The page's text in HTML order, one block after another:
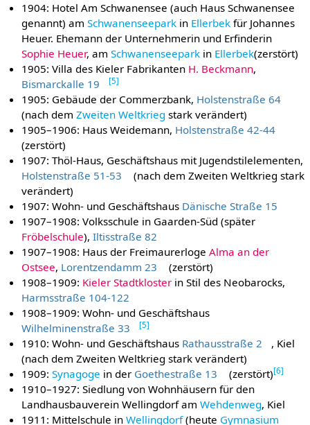
1904: Hotel Am Schwanensee (auch Haus Schwanensee
genannt) amSchwanenseepark in Ellerbek für Johannes
Heuer. Ehemann der Unternehmerin und Erfinderin
Sophie Heuer, amSchwanenseepark in Ellerbek(zerstört)
1905: Villa des Kieler Fabrikanten H. Beckmann,
Bismarckalle 19
[5]
1905: Gebäude der Commerzbank, Holstenstraße 64
(nach demZweiten Weltkrieg stark verändert)
1905–1906: Haus Weidemann, Holstenstraße 42-44
(zerstört)
1907: Thöl-Haus, Geschäftshaus mit Jugendstilelementen,
Holstenstraße 51-53
(nach dem Zweiten Weltkrieg stark
verändert)
1907: Wohn- und Geschäftshaus Dänische Straße 15
1907–1908: Volksschule in Gaarden-Süd (später
Fröbelschule),Iltisstraße 82
1907–1908: Haus der FreimaurerlogeAlma an der
Ostsee, Lorentzendamm 23
(zerstört)
1908–1909: Kieler Stadtkloster in Stil des Neobarocks,
Harmsstraße 104-122
1908–1909: Wohn- und Geschäftshaus
Wilhelminenstraße 33
[5]
1910: Wohn- und Geschäftshaus Rathausstraße 2
, Kiel
(nach dem Zweiten Weltkrieg stark verändert)
1909:Synagoge in der Goethestraße 13 (zerstört)[6]
1910–1927: Siedlung von Wohnhäusern für den
Landhausbauverein Wellingdorf amWehdenweg, Kiel
1911: Mittelschule inWellingdorf(heute Gymnasium